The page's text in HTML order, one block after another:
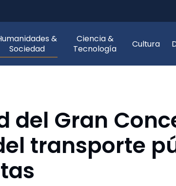
&
Sociedad
Ciencia &
Tecnología
Cultura
del Gran
transporte